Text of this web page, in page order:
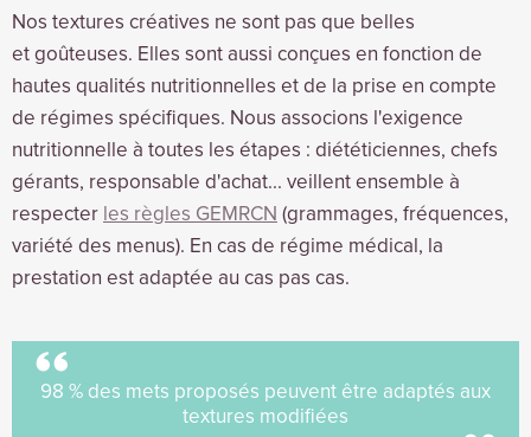
Nos textures créatives ne sont pas que belles
et goûteuses. Elles sont aussi conçues en fonction de
hautes qualités nutritionnelles et de la prise en compte
de régimes spécifiques. Nous associons l'exigence
nutritionnelle à toutes les étapes : diététiciennes, chefs
gérants, responsable d'achat... veillent ensemble à
respecter les règles GEMRCN (grammages, fréquences,
variété des menus). En cas de régime médical, la
prestation est adaptée au cas pas cas.
98 % des mets proposés peuvent être adaptés aux
textures modifiées